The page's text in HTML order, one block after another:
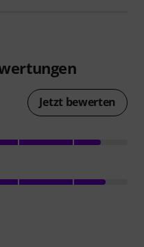
Jetzt bewerten